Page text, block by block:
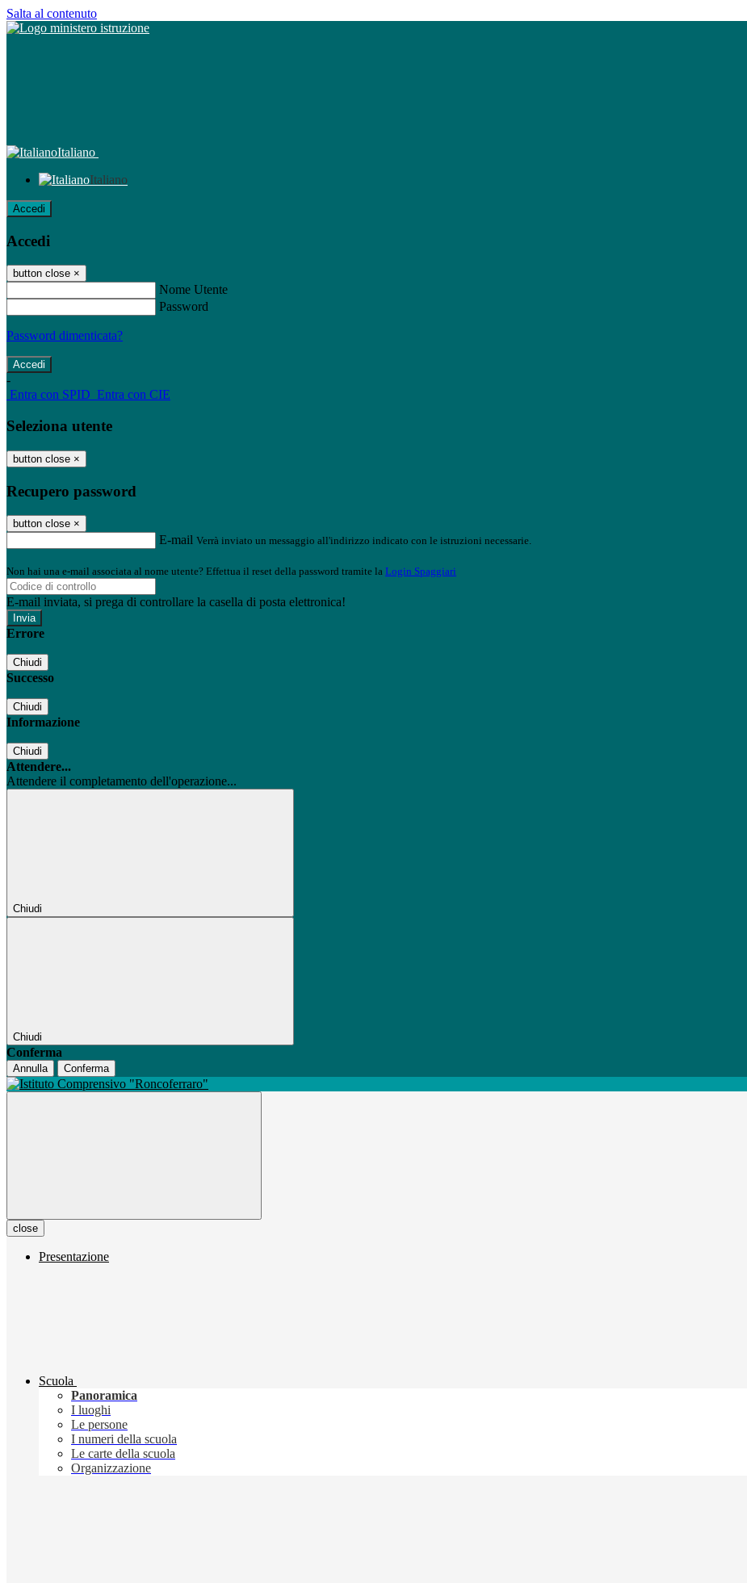
Salta al contenuto
Italiano
Italiano
Accedi
Accedi
button close ×
Nome Utente
Password
Password dimenticata?
-
Entra con SPID Entra con CIE
Seleziona utente
button close ×
Recupero password
button close ×
E-mail Verrà inviato un messaggio all'indirizzo indicato con le istruzioni necessarie.
Non hai una e-mail associata al nome utente? Effettua il reset della password tramite la Login Spaggiari
E-mail inviata, si prega di controllare la casella di posta elettronica!
Errore
Chiudi
Successo
Chiudi
Informazione
Chiudi
Attendere...
Attendere il completamento dell'operazione...
Chiudi
Chiudi
Conferma
Annulla Conferma
close
Presentazione
Scuola
Panoramica
I luoghi
Le persone
I numeri della scuola
Le carte della scuola
Organizzazione